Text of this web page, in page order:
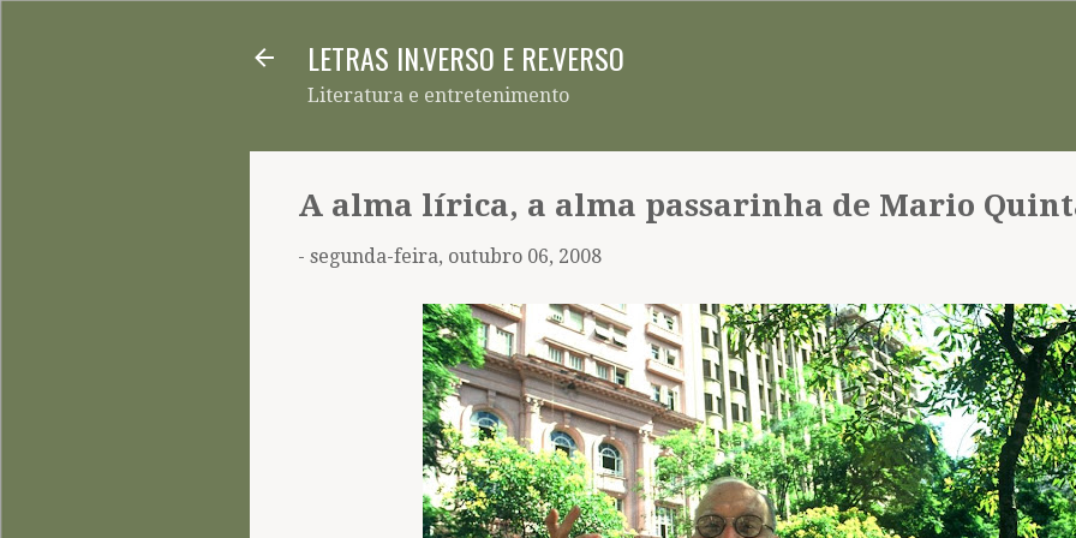
LETRAS IN.VERSO E RE.VERSO
Literatura e entretenimento
A alma lírica, a alma passarinha de Mario
- segunda-feira, outubro 06, 2008